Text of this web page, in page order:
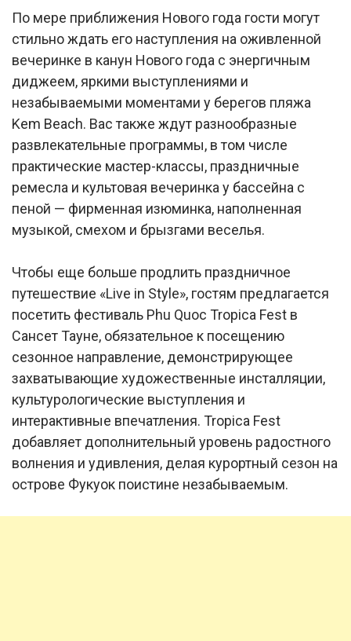
По мере приближения Нового года гости могут
стильно ждать его наступления на оживленной
вечеринке в канун Нового года с энергичным
диджеем, яркими выступлениями и
незабываемыми моментами у берегов пляжа
Kem Beach. Вас также ждут разнообразные
развлекательные программы, в том числе
практические мастер-классы, праздничные
ремесла и культовая вечеринка у бассейна с
пеной — фирменная изюминка, наполненная
музыкой, смехом и брызгами веселья.
Чтобы еще больше продлить праздничное
путешествие «Live in Style», гостям предлагается
посетить фестиваль Phu Quoc Tropica Fest в
Сансет Тауне, обязательное к посещению
сезонное направление, демонстрирующее
захватывающие художественные инсталляции,
культурологические выступления и
интерактивные впечатления. Tropica Fest
добавляет дополнительный уровень радостного
волнения и удивления, делая курортный сезон на
острове Фукуок поистине незабываемым.